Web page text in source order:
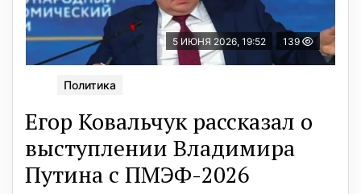
5 ИЮНЯ 2026, 19:52 139
Политика
Егор Ковальчук рассказал о
выступлении Владимира
Путина с ПМЭФ-2026